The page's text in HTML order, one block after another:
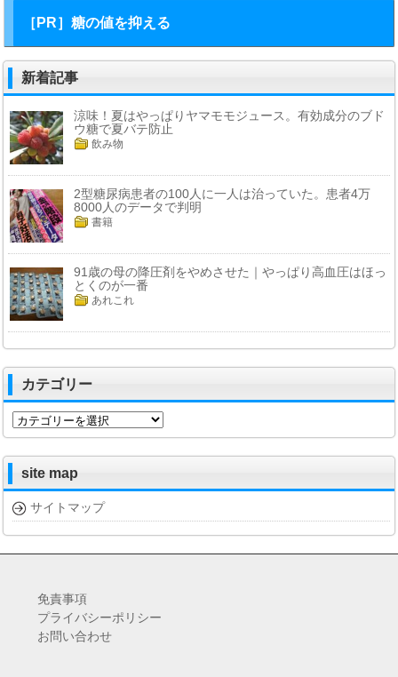
［PR］糖の値を抑える
新着記事
涼味！夏はやっぱりヤマモモジュース。有効成分のブド
ウ糖で夏バテ防止
飲み物
2型糖尿病患者の100人に一人は治っていた。患者4万
8000人のデータで判明
書籍
91歳の母の降圧剤をやめさせた｜やっぱり高血圧はほっ
とくのが一番
あれこれ
カテゴリー
カ
テ
リ
ー
site map
サイトマップ
免責事項
プライバシーポリシー
お問い合わせ